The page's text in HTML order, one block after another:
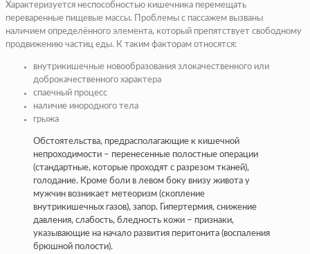
Характеризуется неспособностью кишечника перемещать
переваренные пищевые массы. Проблемы с пассажем вызваны
наличием определённого элемента, который препятствует свободному
продвижению частиц еды. К таким факторам относятся:
внутрикишечные новообразования злокачественного или
доброкачественного характера
спаечный процесс
наличие инородного тела
грыжа
Обстоятельства, предрасполагающие к кишечной
непроходимости – перенесенные полостные операции
(стандартные, которые проходят с разрезом тканей),
голодание. Кроме боли в левом боку внизу живота у
мужчин возникает метеоризм (скопление
внутрикишечных газов), запор. Гипертермия, снижение
давления, слабость, бледность кожи – признаки,
указывающие на начало развития перитонита (воспаления
брюшной полости).